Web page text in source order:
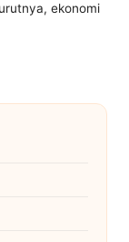
ekonomi